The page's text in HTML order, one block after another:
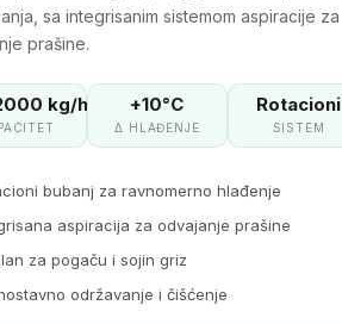
sa integrisanim sistemom aspiracije za
prašine.
kg/h +10°C
Δ HLAĐENJE
Rotacioni
SISTEM
bubanj za ravnomerno hlađenje
aspiracija za odvajanje prašine
za pogaču i sojin griz
održavanje i čišćenje